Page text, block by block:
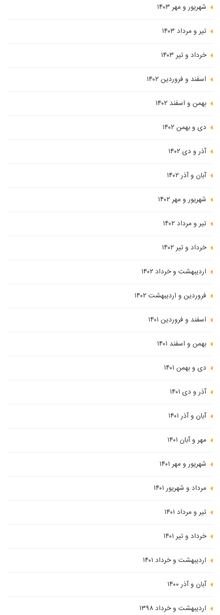
شهریور و مهر ۱۴۰۳
تیر و مرداد ۱۴۰۳
خرداد و تیر ۱۴۰۳
اسفند و فروردین ۱۴۰۲
بهمن و اسفند ۱۴۰۲
دی و بهمن ۱۴۰۲
آذر و دی ۱۴۰۲
آبان و آذر ۱۴۰۲
شهریور و مهر ۱۴۰۲
تیر و مرداد ۱۴۰۲
خرداد و تیر ۱۴۰۲
اردیبهشت و خرداد ۱۴۰۲
فروردین و اردیبهشت ۱۴۰۲
اسفند و فروردین ۱۴۰۱
بهمن و اسفند ۱۴۰۱
دی و بهمن ۱۴۰۱
آذر و دی ۱۴۰۱
آبان و آذر ۱۴۰۱
مهر و آبان ۱۴۰۱
شهریور و مهر ۱۴۰۱
مرداد و شهریور ۱۴۰۱
تیر و مرداد ۱۴۰۱
خرداد و تیر ۱۴۰۱
اردیبهشت و خرداد ۱۴۰۱
آبان و آذر ۱۴۰۰
اردیبهشت و خرداد ۱۳۹۸